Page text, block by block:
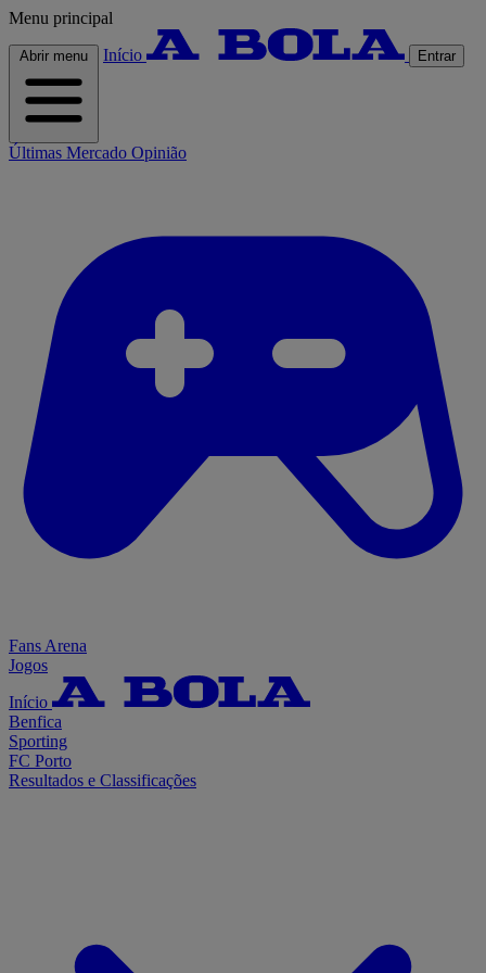
Menu principal
Abrir menu Início Entrar
Últimas Mercado Opinião
Fans Arena
Jogos
Início
Benfica
Sporting
FC Porto
Resultados e Classificações